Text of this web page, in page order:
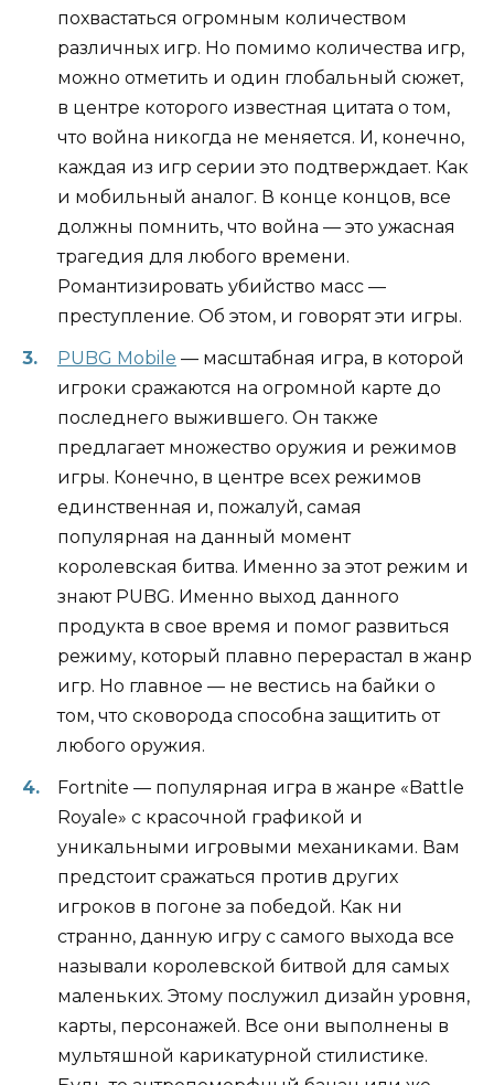
похвастаться огромным количеством
различных игр. Но помимо количества игр,
можно отметить и один глобальный сюжет,
в центре которого известная цитата о том,
что война никогда не меняется. И, конечно,
каждая из игр серии это подтверждает. Как
и мобильный аналог. В конце концов, все
должны помнить, что война — это ужасная
трагедия для любого времени.
Романтизировать убийство масс —
преступление. Об этом, и говорят эти игры.
PUBG Mobile — масштабная игра, в которой
игроки сражаются на огромной карте до
последнего выжившего. Он также
предлагает множество оружия и режимов
игры. Конечно, в центре всех режимов
единственная и, пожалуй, самая
популярная на данный момент
королевская битва. Именно за этот режим и
знают PUBG. Именно выход данного
продукта в свое время и помог развиться
режиму, который плавно перерастал в жанр
игр. Но главное — не вестись на байки о
том, что сковорода способна защитить от
любого оружия.
Fortnite — популярная игра в жанре «Battle
Royale» с красочной графикой и
уникальными игровыми механиками. Вам
предстоит сражаться против других
игроков в погоне за победой. Как ни
странно, данную игру с самого выхода все
называли королевской битвой для самых
маленьких. Этому послужил дизайн уровня,
карты, персонажей. Все они выполнены в
мультяшной карикатурной стилистике.